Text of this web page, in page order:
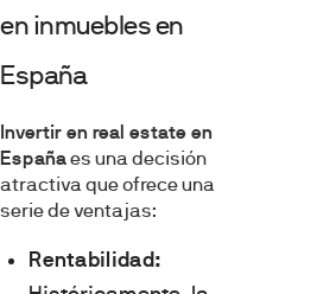
en inmuebles en
España
Invertir en real estate en
Españaes una decisión
atractiva que ofrece una
serie de ventajas:
Rentabilidad: